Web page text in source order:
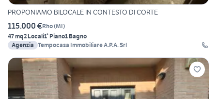
PROPONIAMO BILOCALE IN CONTESTO DI CORTE
115.000 €Rho(MI)
47 mq2 Locali1° Piano1 Bagno
Agenzia Tempocasa Immobiliare A.P.A. Srl